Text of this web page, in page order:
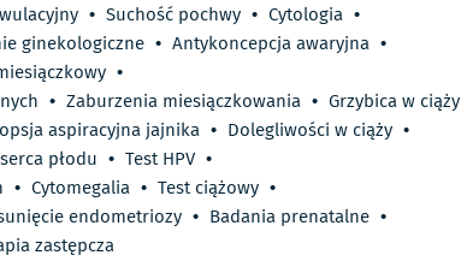
• Suchość pochwy • Cytologia •
ginekologiczne • Antykoncepcja awaryjna •
•
• Zaburzenia miesiączkowania • Grzybica w ciąży
aspiracyjna jajnika • Dolegliwości w ciąży •
płodu • Test HPV •
• Cytomegalia • Test ciążowy •
endometriozy • Badania prenatalne •
zastępcza